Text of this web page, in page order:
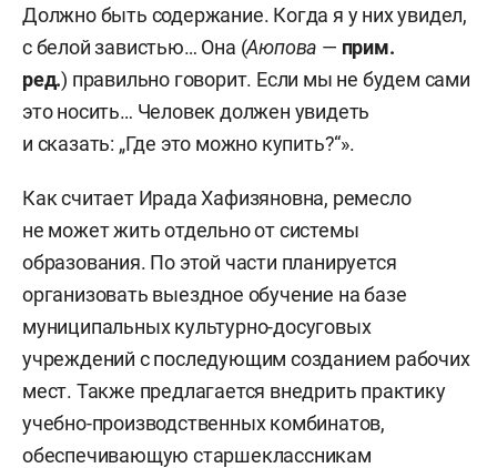
Должно быть содержание. Когда я у них увидел,
с белой завистью… Она (Аюпова — прим.
ред.) правильно говорит. Если мы не будем сами
это носить… Человек должен увидеть
и сказать: „Где это можно купить?“».
Как считает Ирада Хафизяновна, ремесло
не может жить отдельно от системы
образования. По этой части планируется
организовать выездное обучение на базе
муниципальных культурно-досуговых
учреждений с последующим созданием рабочих
мест. Также предлагается внедрить практику
учебно-производственных комбинатов,
обеспечивающую старшеклассникам